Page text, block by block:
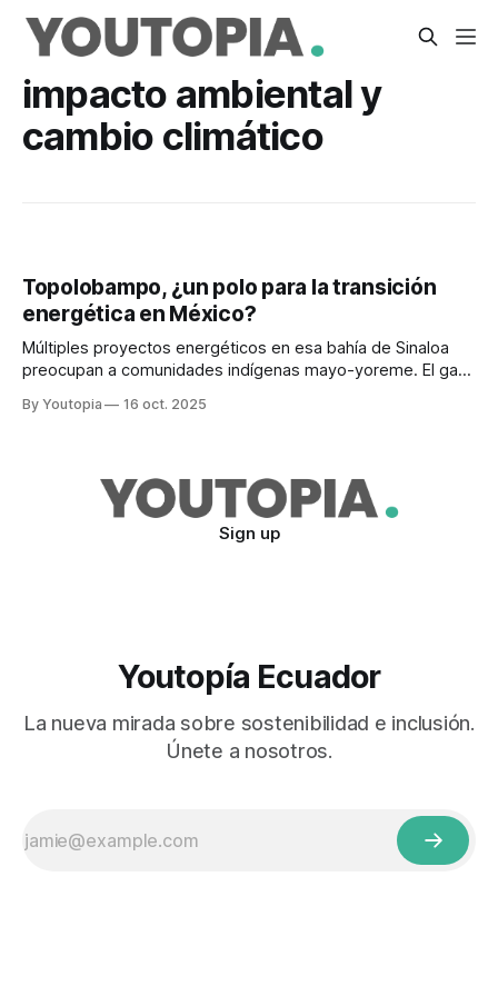
impacto ambiental y
cambio climático
Topolobampo, ¿un polo para la transición
energética en México?
Múltiples proyectos energéticos en esa bahía de Sinaloa
preocupan a comunidades indígenas mayo-yoreme. El gas
By Youtopia 16 oct. 2025
Sign up
Youtopía Ecuador
La nueva mirada sobre sostenibilidad e inclusión.
Únete a nosotros.